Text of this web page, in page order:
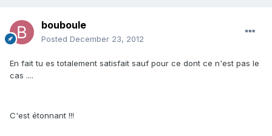
bouboule
Posted December 23, 2012
En fait tu es totalement satisfait sauf pour ce dont ce n'est pas le
cas ....
C'est étonnant !!!